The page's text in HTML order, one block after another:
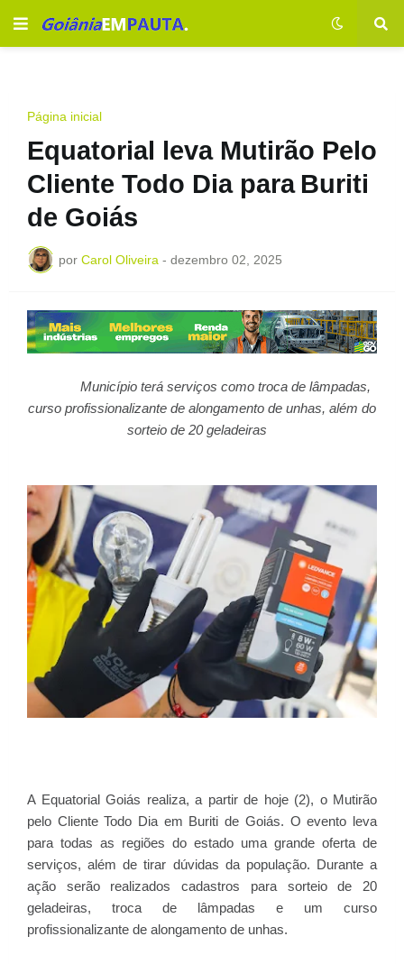
Página inicial
Equatorial leva Mutirão Pelo
Cliente Todo Dia para Buriti
de Goiás
por Carol Oliveira - dezembro 02, 2025
Município terá serviços como troca de lâmpadas,
curso profissionalizante de alongamento de unhas, além do
sorteio de 20 geladeiras
A Equatorial Goiás realiza, a partir de hoje (2), o Mutirão
pelo Cliente Todo Dia em Buriti de Goiás. O evento leva
para todas as regiões do estado uma grande oferta de
serviços, além de tirar dúvidas da população. Durante a
ação serão realizados cadastros para sorteio de 20
geladeiras, troca de lâmpadas e um curso
profissionalizante de alongamento de unhas.